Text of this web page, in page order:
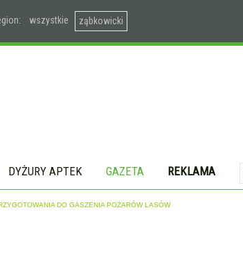
wszystkie ząbkowicki
DYŻURY APTEK GAZETA REKLAMA
DO GASZENIA POŻARÓW LASÓW